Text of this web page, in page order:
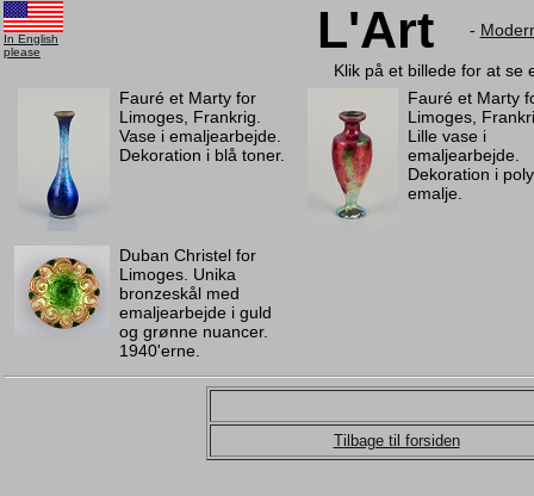
In English
please
L'Art -
Klik på et billede for at
Fauré et Marty for
Limoges, Frankrig.
Vase i emaljearbejde.
Dekoration i blå toner.
Fauré et Marty
Limoges,
Lille vase i
emaljearbejde.
Dekoration i
emalje.
Duban Christel for
Limoges. Unika
bronzeskål med
emaljearbejde i guld
og grønne nuancer.
1940'erne.
Tilbage til forsiden